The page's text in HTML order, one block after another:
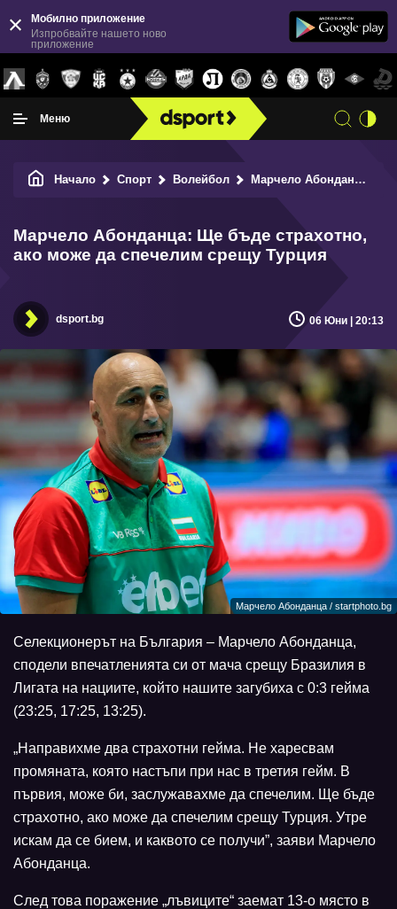
Мобилно приложение
Изпробвайте нашето ново
приложение
Меню
Начало Спорт Волейбол Марчело Абонданца: Ще бъде страхотно, ако може да спечелим срещу Турция
Марчело Абонданца: Ще бъде страхотно,
ако може да спечелим срещу Турция
dsport.bg 06 Юни | 20:13
Марчело Абонданца / startphoto.bg
Селекционерът на България – Марчело Абонданца,
сподели впечатленията си от мача срещу Бразилия в
Лигата на нациите, който нашите загубиха с 0:3 гейма
(23:25, 17:25, 13:25).
„Направихме два страхотни гейма. Не харесвам
промяната, която настъпи при нас в третия гейм. В
първия, може би, заслужавахме да спечелим. Ще бъде
страхотно, ако може да спечелим срещу Турция. Утре
искам да се бием, и каквото се получи”, заяви Марчело
Абонданца.
След това поражение „лъвиците“ заемат 13-о място в